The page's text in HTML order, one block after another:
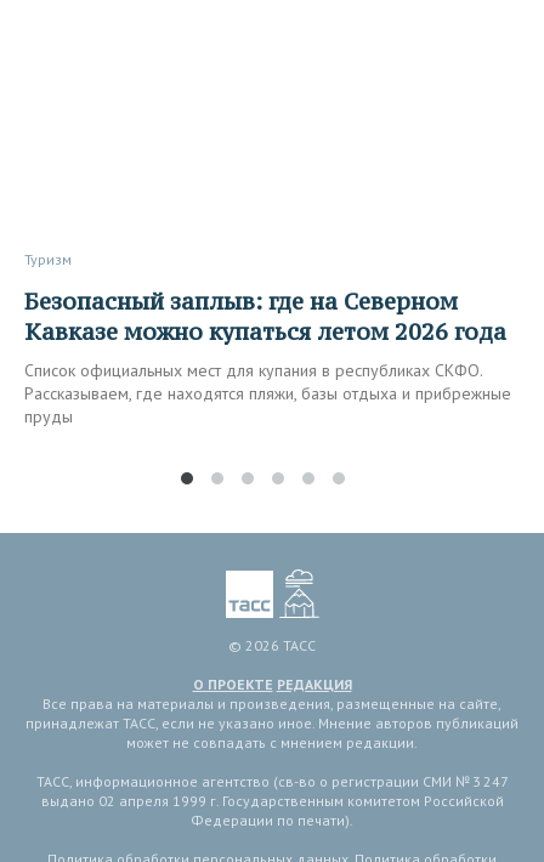
Туризм
Безопасный заплыв: где на Северном
Кавказе можно купаться летом 2026 года
Список официальных мест для купания в республиках СКФО.
Рассказываем, где находятся пляжи, базы отдыха и прибрежные
пруды
© 2026 ТАСС
О ПРОЕКТЕ РЕДАКЦИЯ
Все права на материалы и произведения, размещенные на сайте,
принадлежат ТАСС, если не указано иное. Мнение авторов публикаций
может не совпадать с мнением редакции.
ТАСС, информационное агентство (св-во о регистрации СМИ № 3 247
выдано 02 апреля 1999 г. Государственным комитетом Российской
Федерации по печати).